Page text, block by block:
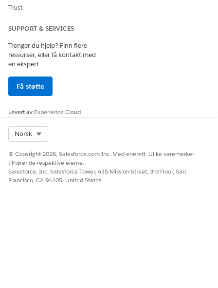
Trust
SUPPORT & SERVICES
Trenger du hjelp? Finn flere
ressurser, eller få kontakt med
en ekspert.
Få støtte
Levert av Experience Cloud
Norsk
© Copyright 2026, Salesforce.com Inc. Med enerett. Ulike varemerker
tilhører de respektive eierne.
Salesforce, Inc. Salesforce Tower, 415 Mission Street, 3rd Floor, San
Francisco, CA 94105, United States